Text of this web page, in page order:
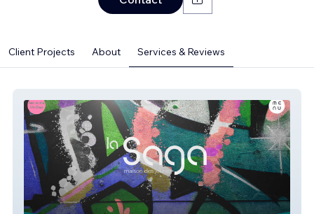
Client Projects About Services & Reviews